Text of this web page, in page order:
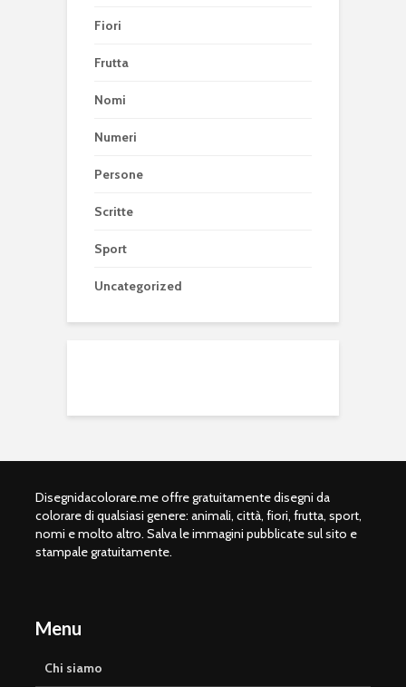
Fiori
Frutta
Nomi
Numeri
Persone
Scritte
Sport
Uncategorized
Disegnidacolorare.me offre gratuitamente disegni da
colorare di qualsiasi genere: animali, città, fiori, frutta, sport,
nomi e molto altro. Salva le immagini pubblicate sul sito e
stampale gratuitamente.
Menu
Chi siamo